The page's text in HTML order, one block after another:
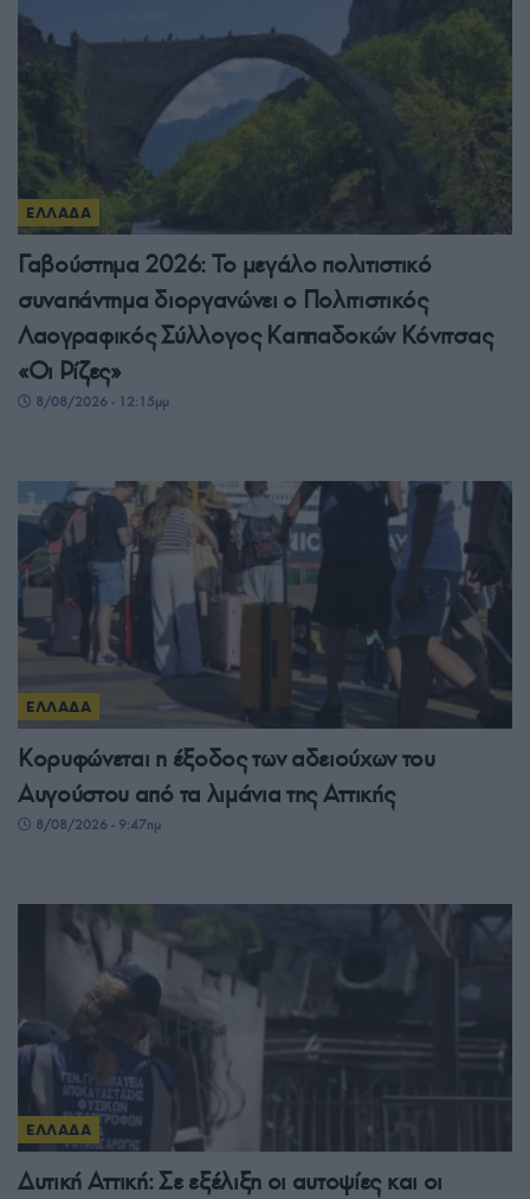
ΕΛΛΑΔΑ
Γαβούστημα 2026: Το μεγάλο πολιτιστικό
συναπάντημα διοργανώνει ο Πολιτιστικός
Λαογραφικός Σύλλογος Καππαδοκών Κόνιτσας
«Οι Ρίζες»
8/08/2026 - 12:15μμ
ΕΛΛΑΔΑ
Κορυφώνεται η έξοδος των αδειούχων του
Αυγούστου από τα λιμάνια της Αττικής
8/08/2026 - 9:47πμ
ΕΛΛΑΔΑ
Δυτική Αττική: Σε εξέλιξη οι αυτοψίες και οι